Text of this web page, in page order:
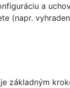
a
(napr.
základným